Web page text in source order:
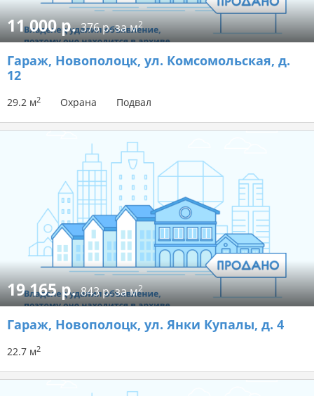
11 000 р.376 р. за м2
Гараж, Новополоцк, ул. Комсомольская, д.
12
29.2 м2 Охрана Подвал
19 165 р.843 р. за м2
Гараж, Новополоцк, ул. Янки Купалы, д. 4
22.7 м2